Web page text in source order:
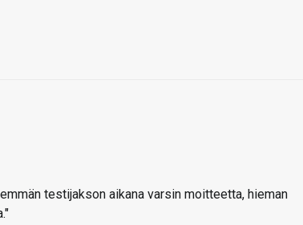
testijakson aikana varsin moitteetta, hieman